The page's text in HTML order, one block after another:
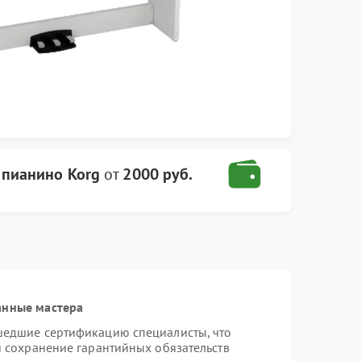
Korg от2000 руб.
мастера
сертификацию специалисты, что
гарантийных обязательств